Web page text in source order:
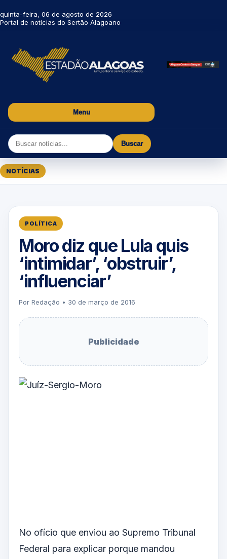
quinta-feira, 06 de agosto de 2026
Portal de notícias do Sertão Alagoano
Menu
Buscar
NOTÍCIAS
POLÍTICA
Moro diz que Lula quis
‘intimidar’, ‘obstruir’,
‘influenciar’
Por Redação • 30 de março de 2016
Publicidade
No ofício que enviou ao Supremo Tribunal
Federal para explicar porque mandou